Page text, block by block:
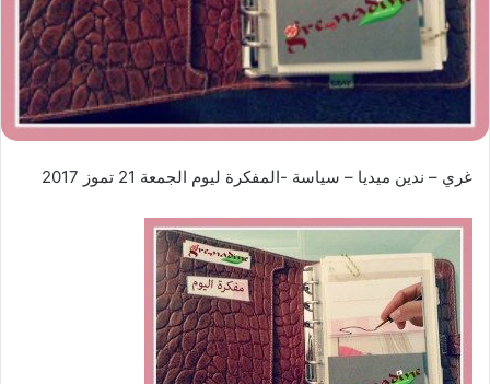
غري – ندين ميديا – سياسة -المفكرة ليوم الجمعة 21 تموز 2017